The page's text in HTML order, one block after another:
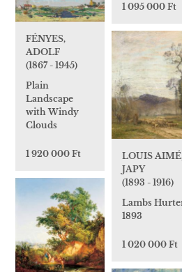
1 095 000 Ft
FÉNYES,
ADOLF
(1867 - 1945)
Plain
Landscape
with Windy
Clouds
1 920 000 Ft
LOUIS
JAPY
(1893 - 1916)
Lambs
1893
1 020 000 Ft